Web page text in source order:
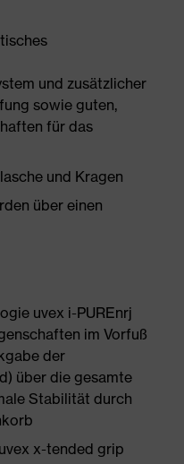
und zusätzlicher
sowie guten,
für das
und Kragen
über einen
uvex i-PUREnrj
im Vorfuß
der
über die gesamte
Stabilität durch
x-tended grip